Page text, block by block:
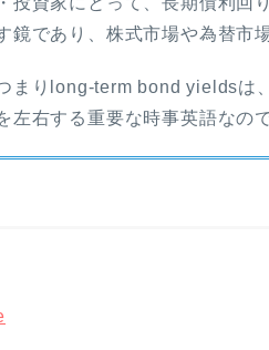
鏡であり、株式市場や為替市
まり long-term bond yieldsは
左右する重要な時事英語なので